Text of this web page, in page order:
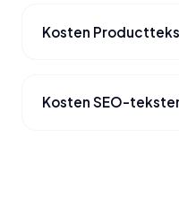
Kosten
Kosten SEO-